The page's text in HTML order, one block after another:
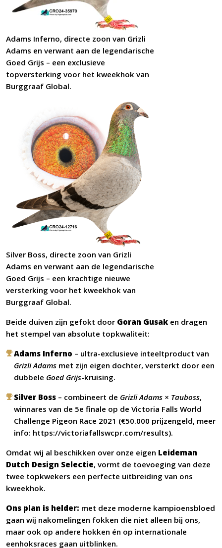
Adams Inferno, directe zoon van Grizli
Adams en verwant aan de legendarische
Goed Grijs – een exclusieve
topversterking voor het kweekhok van
Burggraaf Global.
Silver Boss, directe zoon van Grizli
Adams en verwant aan de legendarische
Goed Grijs – een krachtige nieuwe
versterking voor het kweekhok van
Burggraaf Global.
Beide duiven zijn gefokt door Goran Gusak en dragen
het stempel van absolute topkwaliteit:
Adams Inferno – ultra-exclusieve inteeltproduct van
Grizli Adams met zijn eigen dochter, versterkt door een
dubbele Goed Grijs-kruising.
Silver Boss – combineert de Grizli Adams × Tauboss,
winnares van de 5e finale op de Victoria Falls World
Challenge Pigeon Race 2021 (€50.000 prijzengeld, meer
info: https://victoriafallswcpr.com/results).
Omdat wij al beschikken over onze eigen Leideman
Dutch Design Selectie, vormt de toevoeging van deze
twee topkwekers een perfecte uitbreiding van ons
kweekhok.
Ons plan is helder: met deze moderne kampioensbloed
gaan wij nakomelingen fokken die niet alleen bij ons,
maar ook op andere hokken én op internationale
eenhoksraces gaan uitblinken.